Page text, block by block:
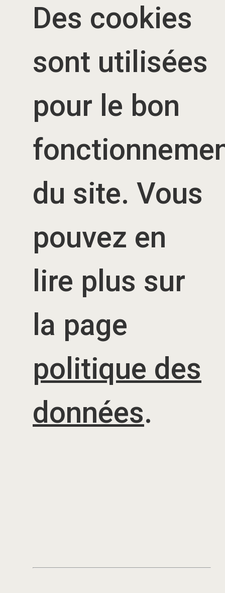
Accueil
Des cookies
sont utilisées
pour le bon
du site. Vous
pouvez en
lire plus sur
la page
politique des
données.